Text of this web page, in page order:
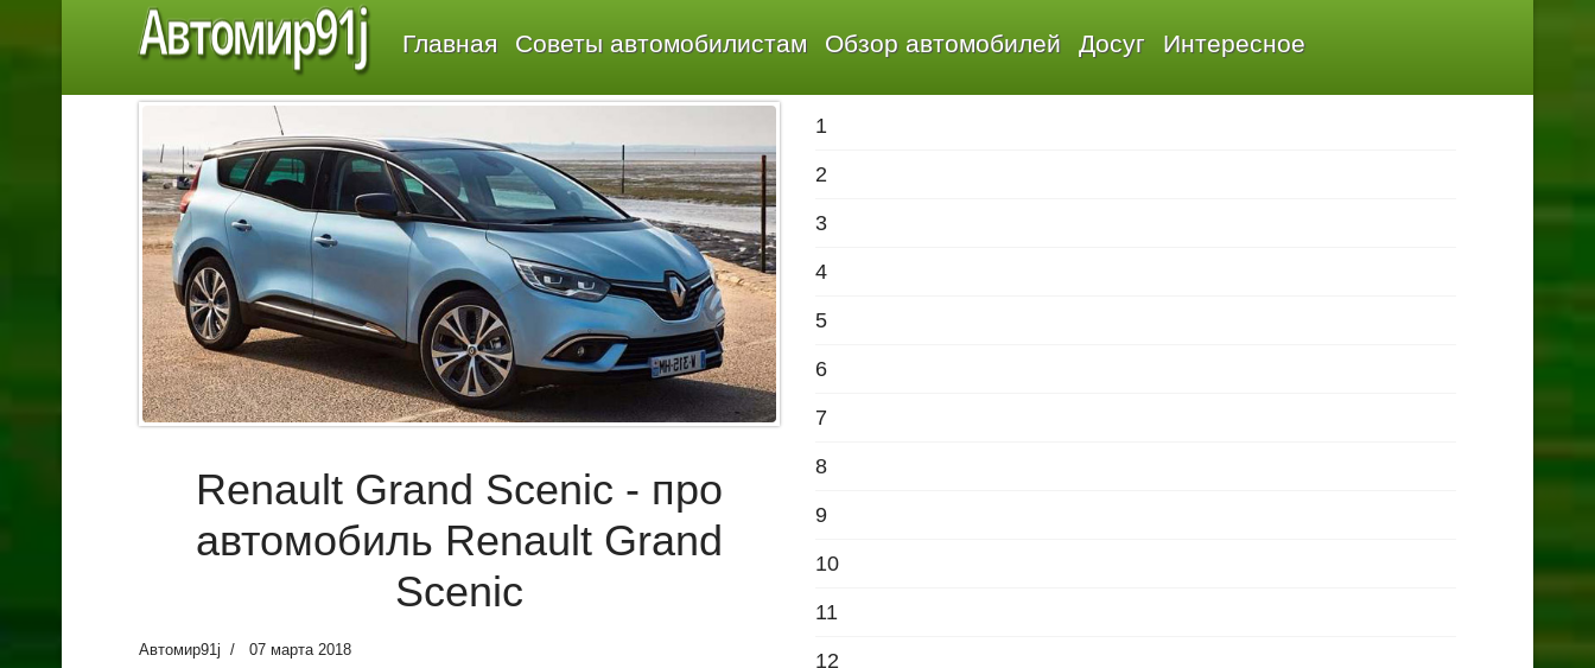
Автомир91j Главная Советы автомобилистам Обзор автомобилей Досуг Интересное
Renault Grand Scenic - про
автомобиль Renault Grand
Scenic
Автомир91j 07 марта 2018
1
2
3
4
5
6
7
8
9
10
11
12